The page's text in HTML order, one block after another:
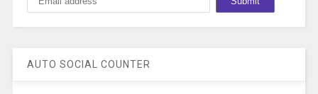
AUTO SOCIAL COUNTER